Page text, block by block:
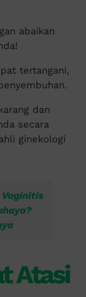
abaikan
tertangani,
dan
secara
ginekologi
Vaginitis
Atasi